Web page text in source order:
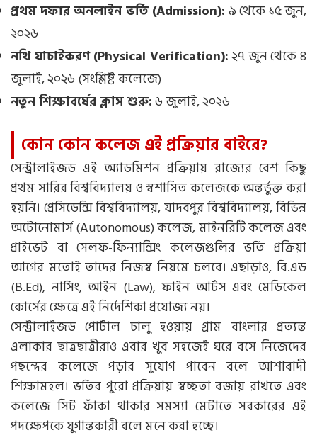
প্রথম দফার অনলাইন ভর্তি (Admission): ৯ থেকে ১৫ জুন,
২০২৬
নথি যাচাইকরণ (Physical Verification):২৭ জুন থেকে ৪
জুলাই, ২০২৬ (সংশ্লিষ্ট কলেজে)
নতুন শিক্ষাবর্ষের ক্লাস শুরু:৬ জুলাই, ২০২৬
কোন কোন কলেজ এই প্রক্রিয়ার বাইরে?
সেন্ট্রালাইজড এই অ্যাডমিশন প্রক্রিয়ায় রাজ্যের বেশ কিছু
প্রথম সারির বিশ্ববিদ্যালয় ও স্বশাসিত কলেজকে অন্তর্ভুক্ত করা
হয়নি। প্রেসিডেন্সি বিশ্ববিদ্যালয়, যাদবপুর বিশ্ববিদ্যালয়, বিভিন্ন
অটোনোমার্স (Autonomous) কলেজ, মাইনরিটি কলেজ এবং
প্রাইভেট বা সেলফ-ফিন্যান্সিং কলেজগুলির ভর্তি প্রক্রিয়া
আগের মতোই তাদের নিজস্ব নিয়মে চলবে। এছাড়াও, বি.এড
(B.Ed), নার্সিং, আইন (Law), ফাইন আর্টস এবং মেডিকেল
কোর্সের ক্ষেত্রে এই নির্দেশিকা প্রযোজ্য নয়।
সেন্ট্রালাইজড পোর্টাল চালু হওয়ায় গ্রাম বাংলার প্রত্যন্ত
এলাকার ছাত্রছাত্রীরাও এবার খুব সহজেই ঘরে বসে নিজেদের
পছন্দের কলেজে পড়ার সুযোগ পাবেন বলে আশাবাদী
শিক্ষামহল। ভর্তির পুরো প্রক্রিয়ায় স্বচ্ছতা বজায় রাখতে এবং
কলেজে সিট ফাঁকা থাকার সমস্যা মেটাতে সরকারের এই
পদক্ষেপকে যুগান্তকারী বলে মনে করা হচ্ছে।